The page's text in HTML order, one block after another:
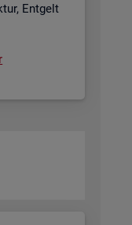
Ent­gelt